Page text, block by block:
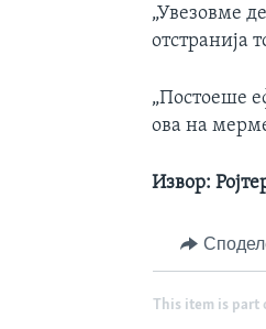
„Увезовме
отстранија
„Постоеше
ова на
Извор:
This item is part